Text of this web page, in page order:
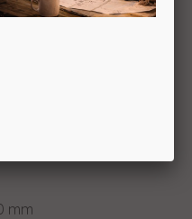
houthaard
HOUTHAARD
mm